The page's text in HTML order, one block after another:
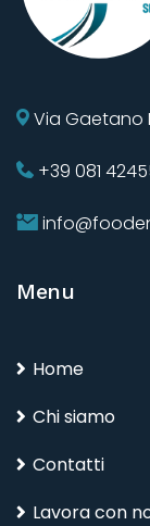
Via Gaetano
+39 081
Menu
Home
Chi siamo
Contatti
Lavora con